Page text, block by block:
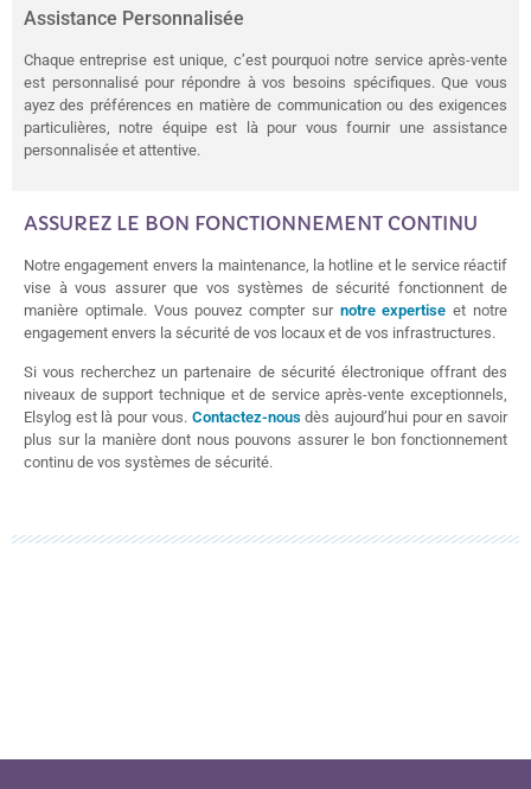
Assistance Personnalisée
Chaque entreprise est unique, c’est pourquoi notre service après-vente
est personnalisé pour répondre à vos besoins spécifiques. Que vous
ayez des préférences en matière de communication ou des exigences
particulières, notre équipe est là pour vous fournir une assistance
personnalisée et attentive.
ASSUREZ LE BON FONCTIONNEMENT CONTINU
Notre engagement envers la maintenance, la hotline et le service réactif
vise à vous assurer que vos systèmes de sécurité fonctionnent de
manière optimale. Vous pouvez compter surnotre expertise et notre
engagement envers la sécurité de vos locaux et de vos infrastructures.
Si vous recherchez un partenaire de sécurité électronique offrant des
niveaux de support technique et de service après-vente exceptionnels,
Elsylog est là pour vous. Contactez-nous dès aujourd’hui pour en savoir
plus sur la manière dont nous pouvons assurer le bon fonctionnement
continu de vos systèmes de sécurité.